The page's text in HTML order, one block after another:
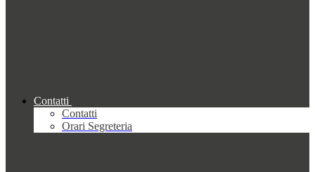
Contatti
Contatti
Orari Segreteria